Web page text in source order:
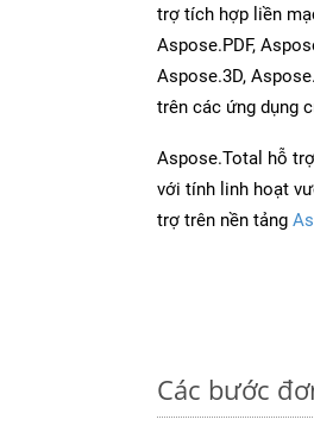
trợ tích hợp liền
Aspose.PDF,
Aspose.3D,
trên các ứng dụng
Aspose.Total hỗ
với tính linh hoạt
trợ trên nền tảng
Các bước